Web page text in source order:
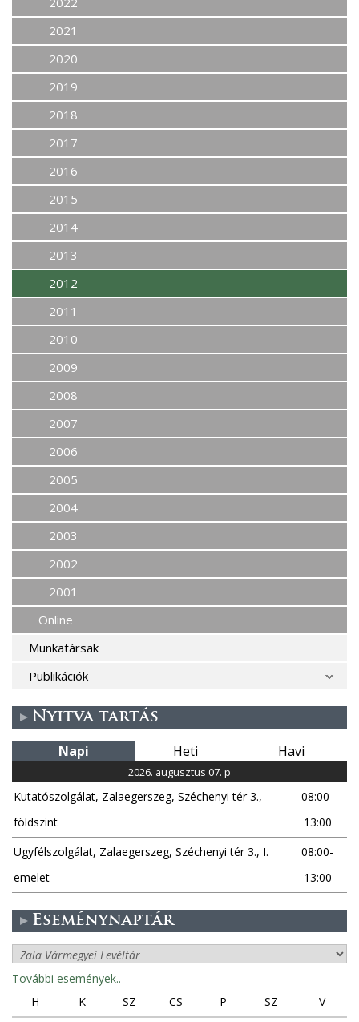
2021
2020
2019
2018
2017
2016
2015
2014
2013
2012
2011
2010
2009
2008
2007
2006
2005
2004
2003
2002
2001
Online
Munkatársak
Publikációk
Nyitva tartás
Napi Heti Havi
2026. augusztus 07. p
Kutatószolgálat, Zalaegerszeg, Széchenyi tér 3.,
földszint
08:00-
13:00
Ügyfélszolgálat, Zalaegerszeg, Széchenyi tér 3., I.
emelet
08:00-
13:00
Eseménynaptár
További események..
H
K SZ CS P SZ
V